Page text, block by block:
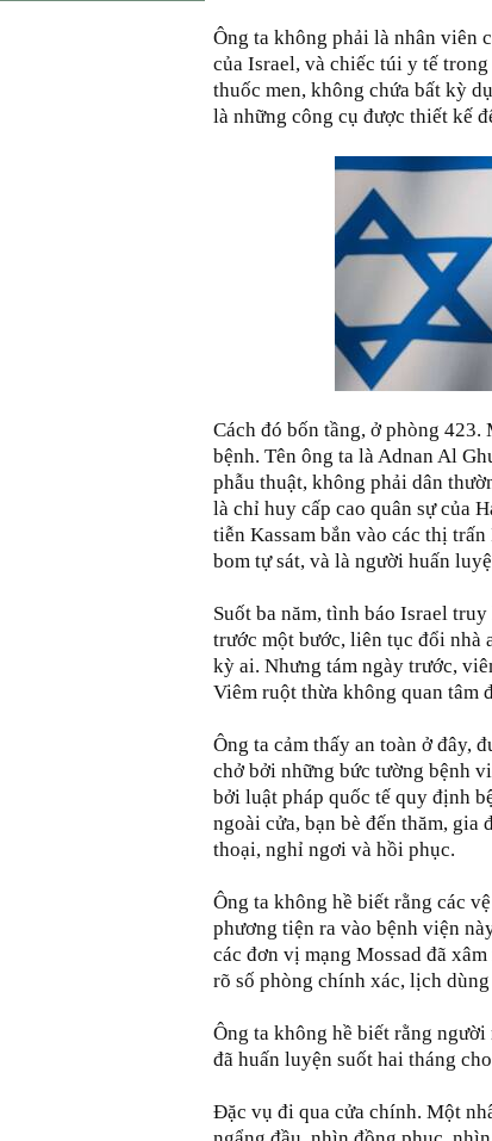
Ông ta không phải là nhân viên
của Israel, và chiếc túi y tế
thuốc men, không chứa bất kỳ
là những công cụ được thiết kế
Cách đó bốn tầng, ở phòng
bệnh. Tên ông ta là Adnan Al
phẫu thuật, không phải dân
là chỉ huy cấp cao quân sự của
tiễn Kassam bắn vào các thị
bom tự sát, và là người huấn
Suốt ba năm, tình báo Israel
trước một bước, liên tục đổi nhà
kỳ ai. Nhưng tám ngày trước,
Viêm ruột thừa không quan tâm
Ông ta cảm thấy an toàn ở đây,
chở bởi những bức tường bệnh
bởi luật pháp quốc tế quy định
ngoài cửa, bạn bè đến thăm,
thoại, nghỉ ngơi và hồi phục.
Ông ta không hề biết rằng các
phương tiện ra vào bệnh viện
các đơn vị mạng Mossad đã
rõ số phòng chính xác, lịch
Ông ta không hề biết rằng
đã huấn luyện suốt hai tháng
Đặc vụ đi qua cửa chính. Một